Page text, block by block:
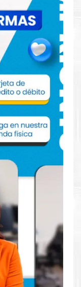
para adquirir tus
dias. Escríbenos o
perfecta para tu
Imagen Xerox
para
o para
mejor manera de
108R00861 para
selección de
óptimo y